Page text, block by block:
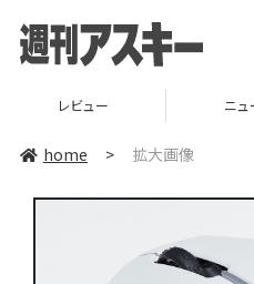
レビュー ニュ
home > 拡大画像